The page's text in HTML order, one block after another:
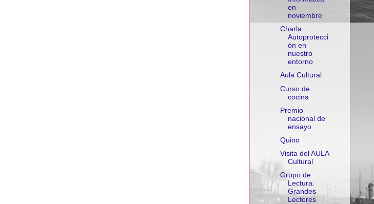
en
noviembre
Charla.
Autoprotecci
ón en
nuestro
entorno
Aula Cultural
Curso de
cocina
Premio
nacional de
ensayo
Quino
Visita del AULA
Cultural
Grupo de
Lectura:
Grandes
Lectores